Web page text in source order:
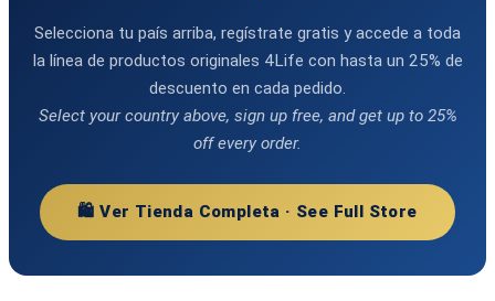
Selecciona tu país arriba, regístrate gratis y accede a toda
la línea de productos originales 4Life con hasta un 25% de
descuento en cada pedido.
Select your country above, sign up free, and get up to 25%
off every order.
🛍️ Ver Tienda Completa · See Full Store